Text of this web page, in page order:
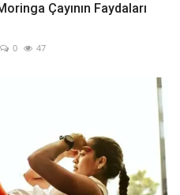
Çayının Faydaları
0 47